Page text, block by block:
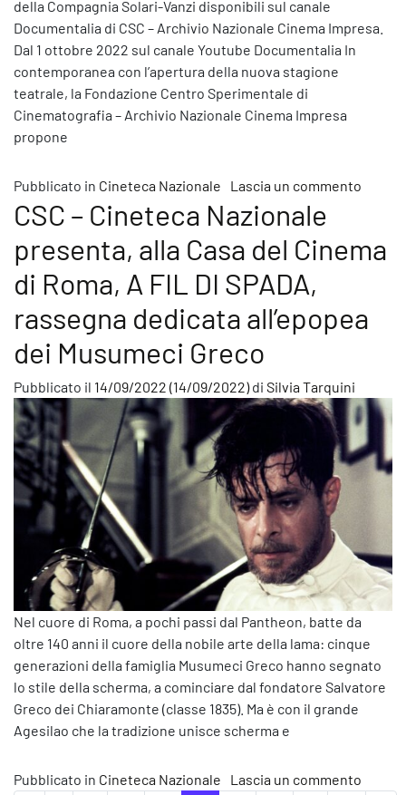
della Compagnia Solari-Vanzi disponibili sul canale
Documentalia di CSC – Archivio Nazionale Cinema Impresa.
Dal 1 ottobre 2022 sul canale Youtube Documentalia In
contemporanea con l’apertura della nuova stagione
teatrale, la Fondazione Centro Sperimentale di
Cinematografia – Archivio Nazionale Cinema Impresa
propone
Pubblicato in Cineteca Nazionale Lascia un commento
CSC – Cineteca Nazionale
presenta, alla Casa del Cinema
di Roma, A FIL DI SPADA,
rassegna dedicata all’epopea
dei Musumeci Greco
Pubblicato il 14/09/2022 (14/09/2022)di Silvia Tarquini
Nel cuore di Roma, a pochi passi dal Pantheon, batte da
oltre 140 anni il cuore della nobile arte della lama: cinque
generazioni della famiglia Musumeci Greco hanno segnato
lo stile della scherma, a cominciare dal fondatore Salvatore
Greco dei Chiaramonte (classe 1835). Ma è con il grande
Agesilao che la tradizione unisce scherma e
Pubblicato in Cineteca Nazionale Lascia un commento